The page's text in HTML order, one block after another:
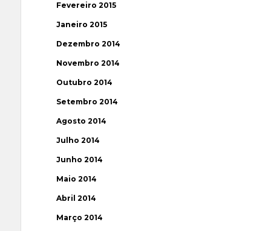
Fevereiro 2015
Janeiro 2015
Dezembro 2014
Novembro 2014
Outubro 2014
Setembro 2014
Agosto 2014
Julho 2014
Junho 2014
Maio 2014
Abril 2014
Março 2014